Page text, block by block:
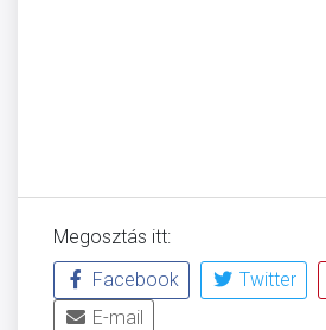
Megosztás itt:
Facebook
Twitter
E-mail